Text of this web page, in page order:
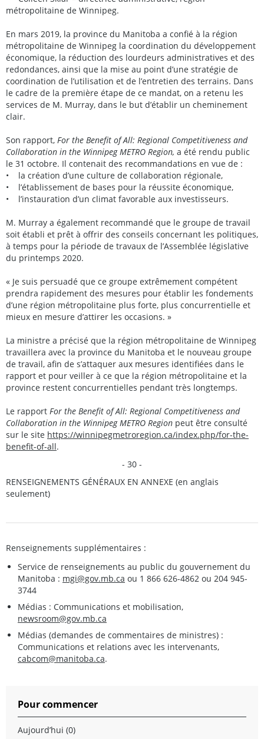
métropolitaine de Winnipeg.
En mars 2019, la province du Manitoba a confié à la région
métropolitaine de Winnipeg la coordination du développement
économique, la réduction des lourdeurs administratives et des
redondances, ainsi que la mise au point d’une stratégie de
coordination de l’utilisation et de l’entretien des terrains. Dans
le cadre de la première étape de ce mandat, on a retenu les
services de M. Murray, dans le but d’établir un cheminement
clair.
Son rapport, For the Benefit of All: Regional Competitiveness and
Collaboration in the Winnipeg METRO Region, a été rendu public
le 31 octobre. Il contenait des recommandations en vue de :
• la création d’une culture de collaboration régionale,
• l’établissement de bases pour la réussite économique,
• l’instauration d’un climat favorable aux investisseurs.
M. Murray a également recommandé que le groupe de travail
soit établi et prêt à offrir des conseils concernant les politiques,
à temps pour la période de travaux de l’Assemblée législative
du printemps 2020.
« Je suis persuadé que ce groupe extrêmement compétent
prendra rapidement des mesures pour établir les fondements
d’une région métropolitaine plus forte, plus concurrentielle et
mieux en mesure d’attirer les occasions. »
La ministre a précisé que la région métropolitaine de Winnipeg
travaillera avec la province du Manitoba et le nouveau groupe
de travail, afin de s’attaquer aux mesures identifiées dans le
rapport et pour veiller à ce que la région métropolitaine et la
province restent concurrentielles pendant très longtemps.
Le rapport For the Benefit of All: Regional Competitiveness and
Collaboration in the Winnipeg METRO Region peut être consulté
sur le site https://winnipegmetroregion.ca/index.php/for-the-
benefit-of-all.
- 30 -
RENSEIGNEMENTS GÉNÉRAUX EN ANNEXE (en anglais
seulement)
Renseignements supplémentaires :
Service de renseignements au public du gouvernement du
Manitoba : mgi@gov.mb.ca ou 1 866 626-4862 ou 204 945-
3744
Médias : Communications et mobilisation,
newsroom@gov.mb.ca
Médias (demandes de commentaires de ministres) :
Communications et relations avec les intervenants,
cabcom@manitoba.ca.
Pour commencer
Aujourd’hui (0)